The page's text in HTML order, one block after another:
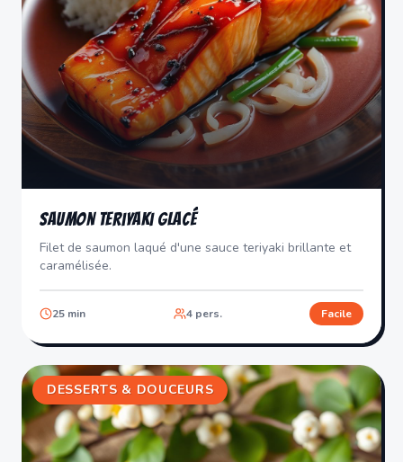
Saumon Teriyaki Glacé
Filet de saumon laqué d'une sauce teriyaki brillante et
caramélisée.
25 min 4pers. Facile
DESSERTS & DOUCEURS